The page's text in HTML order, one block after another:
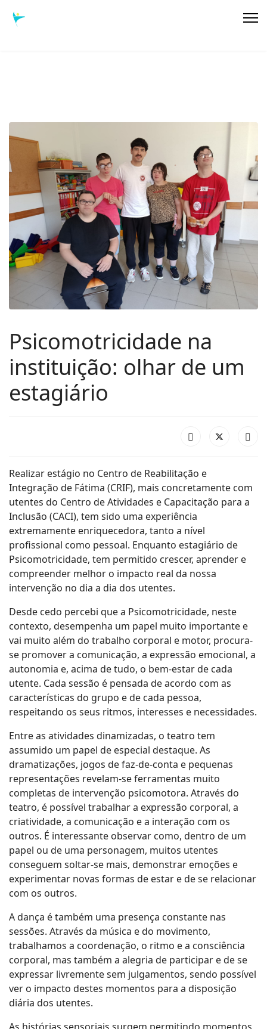
Psicomotricidade na
instituição: olhar de um
estagiário
Realizar estágio no Centro de Reabilitação e
Integração de Fátima (CRIF), mais concretamente com
utentes do Centro de Atividades e Capacitação para a
Inclusão (CACI), tem sido uma experiência
extremamente enriquecedora, tanto a nível
profissional como pessoal. Enquanto estagiário de
Psicomotricidade, tem permitido crescer, aprender e
compreender melhor o impacto real da nossa
intervenção no dia a dia dos utentes.
Desde cedo percebi que a Psicomotricidade, neste
contexto, desempenha um papel muito importante e
vai muito além do trabalho corporal e motor, procura-
se promover a comunicação, a expressão emocional, a
autonomia e, acima de tudo, o bem-estar de cada
utente. Cada sessão é pensada de acordo com as
características do grupo e de cada pessoa,
respeitando os seus ritmos, interesses e necessidades.
Entre as atividades dinamizadas, o teatro tem
assumido um papel de especial destaque. As
dramatizações, jogos de faz-de-conta e pequenas
representações revelam-se ferramentas muito
completas de intervenção psicomotora. Através do
teatro, é possível trabalhar a expressão corporal, a
criatividade, a comunicação e a interação com os
outros. É interessante observar como, dentro de um
papel ou de uma personagem, muitos utentes
conseguem soltar-se mais, demonstrar emoções e
experimentar novas formas de estar e de se relacionar
com os outros.
A dança é também uma presença constante nas
sessões. Através da música e do movimento,
trabalhamos a coordenação, o ritmo e a consciência
corporal, mas também a alegria de participar e de se
expressar livremente sem julgamentos, sendo possível
ver o impacto destes momentos para a disposição
diária dos utentes.
As histórias sensoriais surgem permitindo momentos